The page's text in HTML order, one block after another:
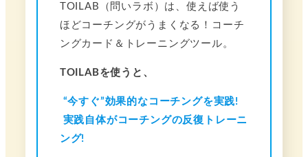
TOILAB（問いラボ）は、使えば使う
ほどコーチングがうまくなる！コーチ
ングカード＆トレーニングツール。
TOILABを使うと、
“今すぐ”効果的なコーチングを実践!
実践自体がコーチングの反復トレーニ
ング!